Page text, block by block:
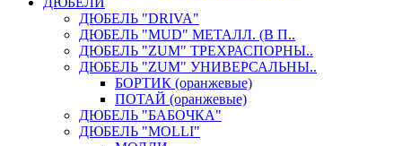
ДЮБЕЛЬ "DRIVA"
ДЮБЕЛЬ "MUD" МЕТАЛЛ. (В П..
ДЮБЕЛЬ "ZUM" ТРЕХРАСПОРНЫ..
ДЮБЕЛЬ "ZUM" УНИВЕРСАЛЬНЫ..
БОРТИК (оранжевые)
ПОТАЙ (оранжевые)
ДЮБЕЛЬ "БАБОЧКА"
ДЮБЕЛЬ "МOLLI"